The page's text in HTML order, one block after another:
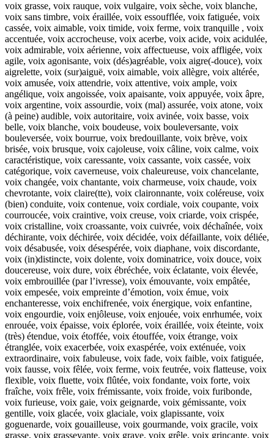
voix grasse, voix rauque, voix vulgaire, voix sèche, voix blanche,
voix sans timbre, voix éraillée, voix essoufflée, voix fatiguée, voix
cassée, voix aimable, voix timide, voix ferme, voix tranquille , voix
accentuée, voix accrocheuse, voix acerbe, voix acide, voix acidulée,
voix admirable, voix aérienne, voix affectueuse, voix affligée, voix
agile, voix agonisante, voix (dés)agréable, voix aigre(-douce), voix
aigrelette, voix (sur)aiguë, voix aimable, voix allègre, voix altérée,
voix amusée, voix attendrie, voix attentive, voix ample, voix
angélique, voix angoissée, voix apaisante, voix appuyée, voix âpre,
voix argentine, voix assourdie, voix (mal) assurée, voix atone, voix
(à peine) audible, voix autoritaire, voix avinée, voix basse, voix
belle, voix blanche, voix boudeuse, voix bouleversante, voix
bouleversée, voix bourrue, voix bredouillante, voix brève, voix
brisée, voix brusque, voix cajoleuse, voix câline, voix calme, voix
caractéristique, voix caressante, voix cassante, voix cassée, voix
catégorique, voix caverneuse, voix chaleureuse, voix chancelante,
voix changée, voix chantante, voix charmeuse, voix chaude, voix
chevrotante, voix claire(tte), voix claironnante, voix coléreuse, voix
(bien) conduite, voix contenue, voix cordiale, voix coupante, voix
courroucée, voix craintive, voix creuse, voix criarde, voix crispée,
voix cristalline, voix croassante, voix cuivrée, voix déchaînée, voix
déchirante, voix déchirée, voix décidée, voix défaillante, voix déliée,
voix désabusée, voix désespérée, voix diaphane, voix discordante,
voix (in)distincte, voix dolente, voix dominatrice, voix douce, voix
doucereuse, voix dure, voix ébréchée, voix éclatante, voix élevée,
voix embrouillée (par l’ivresse), voix émouvante, voix empâtée,
voix empesée, voix empreinte d’émotion, voix émue, voix
enchanteresse, voix enchifrenée, voix énergique, voix enfantine,
voix engourdie, voix enjôleuse, voix enjouée, voix enrhumée, voix
enrouée, voix épaisse, voix éplorée, voix éraillée, voix éteinte, voix
(très) étendue, voix étoffée, voix étouffée, voix étrange, voix
étranglée, voix exacerbée, voix exaspérée, voix exténuée, voix
extraordinaire, voix fabuleuse, voix fade, voix faible, voix fatiguée,
voix fausse, voix fêlée, voix ferme, voix feutrée, voix flatteuse, voix
flexible, voix fluette, voix flûtée, voix fondante, voix forte, voix
fraîche, voix frêle, voix frémissante, voix froide, voix furibonde,
voix furieuse, voix gaie, voix geignarde, voix gémissante, voix
gentille, voix glacée, voix glaciale, voix glapissante, voix
goguenarde, voix gouailleuse, voix gourmande, voix gracile, voix
grasse, voix grasseyante, voix grave, voix grêle, voix grinçante, voix